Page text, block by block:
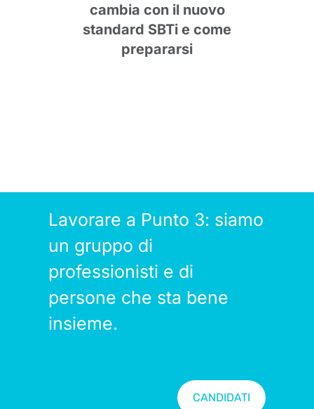
cambia con il nuovo
standard SBTi e come
prepararsi
Lavorare a Punto 3: siamo
un gruppo di
professionisti e di
persone che sta bene
insieme.
CANDIDATI